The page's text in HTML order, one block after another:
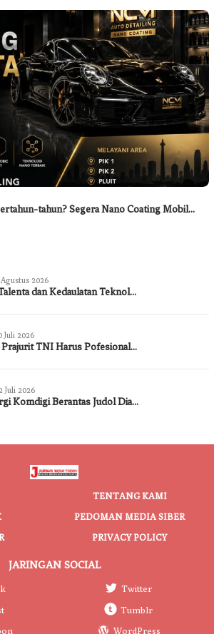
tahun? Segera Nano Coating Mobil…
2026
dan Kedaulatan Teknol…
Juli 2026
Prajurit TNI Harus Pofesional…
Juli 2026
Komdigi Berantas Judol Dia…
TENTANG KAMI
PEDOMAN MEDIA SIBER
PRIVACY POLICY
JARINGAN SOCIAL
Twitter
Tumblr
WordPress